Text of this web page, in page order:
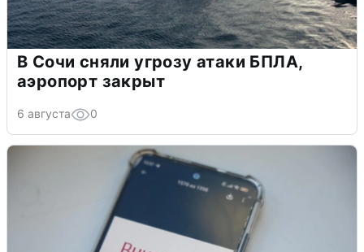
В Сочи сняли угрозу атаки БПЛА,
аэропорт закрыт
6 августа 0